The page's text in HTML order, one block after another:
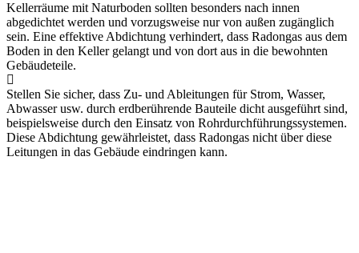
Kellerräume mit Naturboden sollten besonders nach innen
abgedichtet werden und vorzugsweise nur von außen zugänglich
sein. Eine effektive Abdichtung verhindert, dass Radongas aus dem
Boden in den Keller gelangt und von dort aus in die bewohnten
Gebäudeteile.
Stellen Sie sicher, dass Zu- und Ableitungen für Strom, Wasser,
Abwasser usw. durch erdberührende Bauteile dicht ausgeführt sind,
beispielsweise durch den Einsatz von Rohrdurchführungssystemen.
Diese Abdichtung gewährleistet, dass Radongas nicht über diese
Leitungen in das Gebäude eindringen kann.